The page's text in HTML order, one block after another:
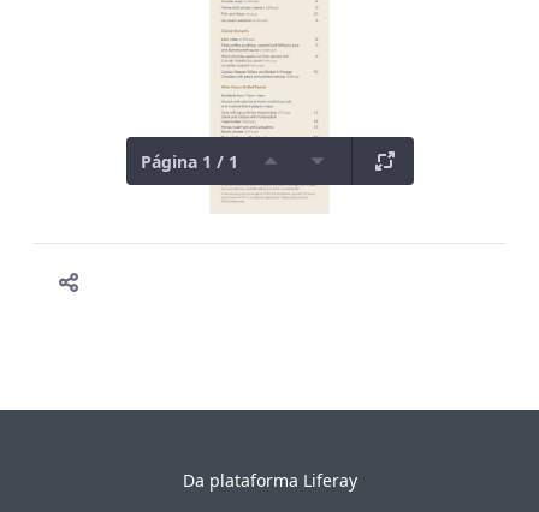
Página 1 / 1
Da plataforma Liferay